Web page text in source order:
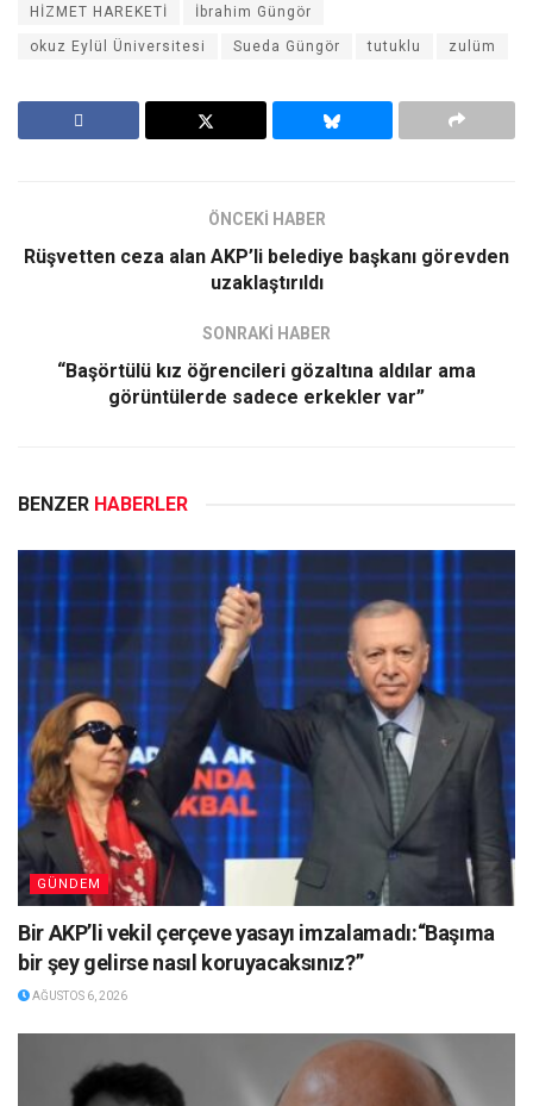
HİZMET HAREKETİ İbrahim Güngör
okuz Eylül Üniversitesi Sueda Güngör tutuklu zulüm
ÖNCEKİ HABER
Rüşvetten ceza alan AKP’li belediye başkanı görevden
uzaklaştırıldı
SONRAKİ HABER
“Başörtülü kız öğrencileri gözaltına aldılar ama
görüntülerde sadece erkekler var”
BENZER HABERLER
GÜNDEM
Bir AKP’li vekil çerçeve yasayı imzalamadı:“Başıma
bir şey gelirse nasıl koruyacaksınız?”
AĞUSTOS 6, 2026